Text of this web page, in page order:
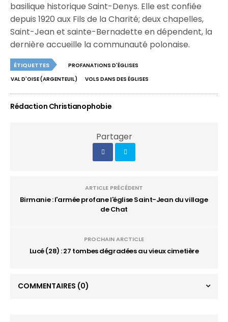
basilique historique Saint-Denys. Elle est confiée
depuis 1920 aux Fils de la Charité; deux chapelles,
Saint-Jean et sainte-Bernadette en dépendent, la
dernière accueille la communauté polonaise.
ÉTIQUETTES
PROFANATIONS D'ÉGLISES
VAL D'OISE (ARGENTEUIL)
VOLS DANS DES ÉGLISES
Rédaction Christianophobie
Partager
ARTICLE PRÉCÉDENT
Birmanie : l'armée profane l'église Saint-Jean du village
de Chat
PROCHAIN ARCTICLE
Lucé (28) : 27 tombes dégradées au vieux cimetière
COMMENTAIRES (0)